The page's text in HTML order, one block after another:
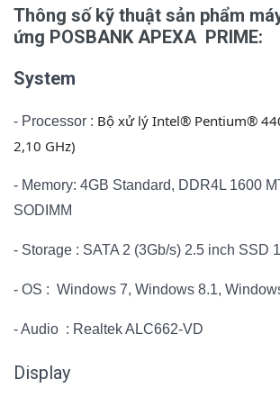
Thông số kỹ thuật sản phẩm
ứng POSBANK APEXA PRIME:
System
- Processor : Bộ xử lý Intel® Pentium®
2,10 GHz)
- Memory: 4GB Standard, DDR4L 1600
SODIMM
- Storage : SATA 2 (3Gb/s) 2.5 inch SSD
- OS : Windows 7, Windows 8.1,
- Audio : Realtek ALC662-VD
Display